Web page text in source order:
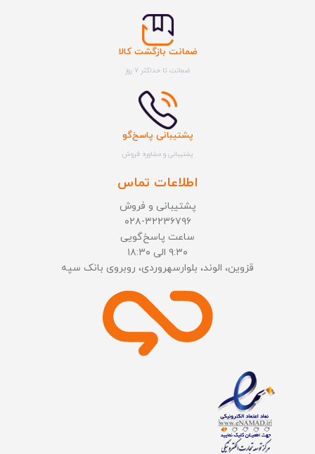
ضمانت بازگشت کالا
ضمانت تا حداکثر ۷ روز
پشتیبانی پاسخ‌گو
پشتیبانی و مشاوره فروش
اطلاعات تماس
پشتیبانی و فروش
۰۲۸-۳۲۲۳۶۷۹۶
ساعت پاسخ‌گویی
۹:۳۰ الی ۱۸:۳۰
قزوین، الوند، بلوارسهروردی، روبروی بانک سپه